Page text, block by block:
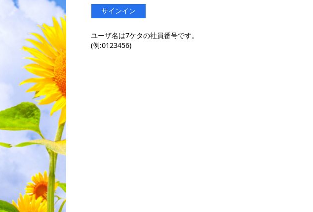
サインイン
ユーザ名は7ケタの社員番号です。
(例:0123456)